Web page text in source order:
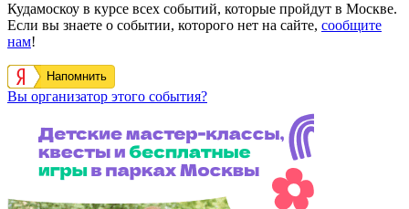
Кудамоскоу в курсе всех событий, которые пройдут в Москве.
Если вы знаете о событии, которого нет на сайте, сообщите
нам!
Напомнить
Вы организатор этого события?